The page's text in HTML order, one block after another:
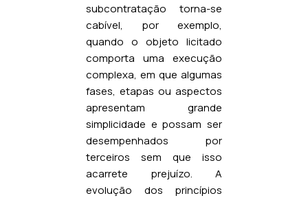
subcontratação torna-se
cabível, por exemplo,
quando o objeto licitado
comporta uma execução
complexa, em que algumas
fases, etapas ou aspectos
apresentam grande
simplicidade e possam ser
desempenhados por
terceiros sem que isso
acarrete prejuízo. A
evolução dos princípios